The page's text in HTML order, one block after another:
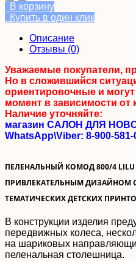
В корзину
Купить в один клик
Описание
Отзывы (0)
Уважаемые покупатели,
Но в сложившийся
ориентировочные и
момент в зависимости от
Наличие уточняйте:
магазин САЛОН ДЛЯ
WhatsApp\Viber: 8-900-581-
ПЕЛЕНАЛЬНЫЙ КОМОД 800/4
ПРИВЛЕКАТЕЛЬНЫМ ДИЗАЙНОМ
ТЕМАТИЧЕСКИХ ДЕТСКИХ
В конструкции изделия
передвижных колеса,
на шариковых
пеленальная столешница.